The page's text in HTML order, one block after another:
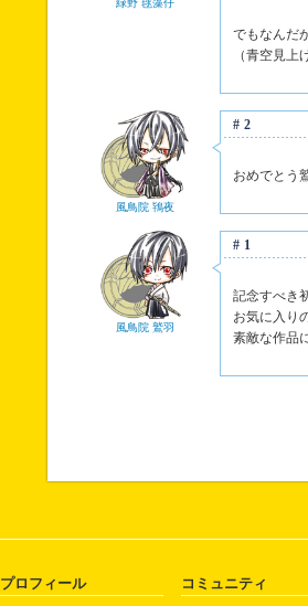
緑野 毬藻仔
でもなんだ
（青空見上
風鳥院 鴇夜
#2
おめでとう
風鳥院 鷲羽
#1
記念すべき
お気に入り
素敵な作品
プロフィール コミュニティ